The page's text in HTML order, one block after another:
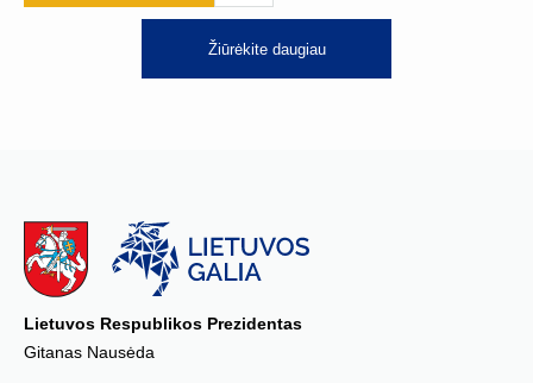
Žiūrėkite daugiau
Lietuvos Respublikos Prezidentas
Gitanas Nausėda